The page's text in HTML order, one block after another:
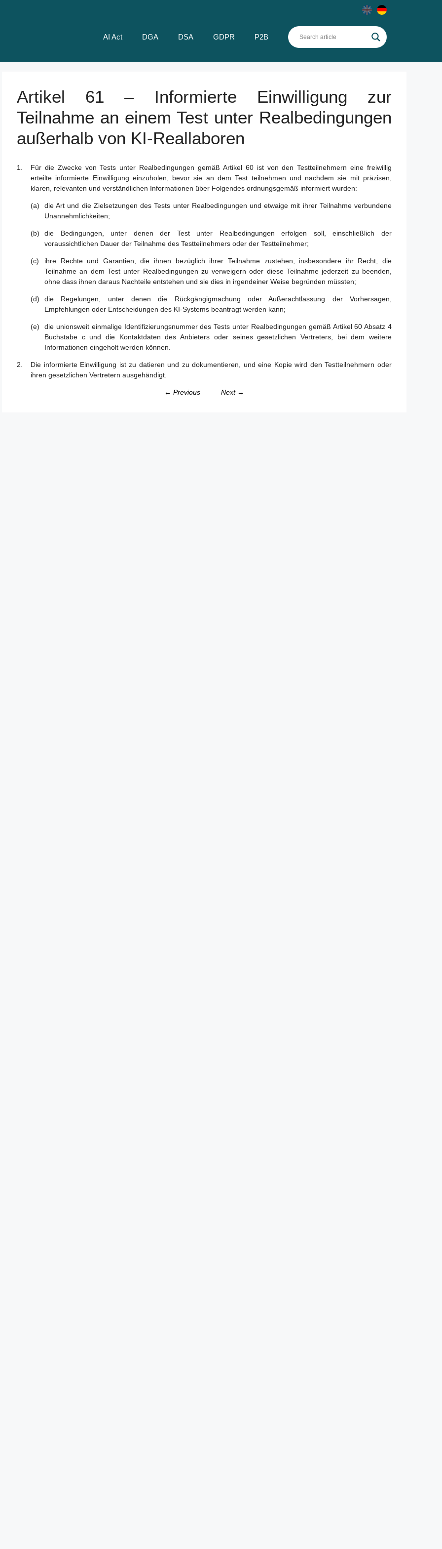
AI Act DGA DSA GDPR P2B
Artikel 61 – Informierte Einwilligung zur
Teilnahme an einem Test unter Realbedingungen
außerhalb von KI-Reallaboren
Für die Zwecke von Tests unter Realbedingungen gemäß Artikel 60 ist von den Testteilnehmern eine freiwillig
erteilte informierte Einwilligung einzuholen, bevor sie an dem Test teilnehmen und nachdem sie mit präzisen,
klaren, relevanten und verständlichen Informationen über Folgendes ordnungsgemäß informiert wurden:
die Art und die Zielsetzungen des Tests unter Realbedingungen und etwaige mit ihrer Teilnahme verbundene
Unannehmlichkeiten;
die Bedingungen, unter denen der Test unter Realbedingungen erfolgen soll, einschließlich der
voraussichtlichen Dauer der Teilnahme des Testteilnehmers oder der Testteilnehmer;
ihre Rechte und Garantien, die ihnen bezüglich ihrer Teilnahme zustehen, insbesondere ihr Recht, die
Teilnahme an dem Test unter Realbedingungen zu verweigern oder diese Teilnahme jederzeit zu beenden,
ohne dass ihnen daraus Nachteile entstehen und sie dies in irgendeiner Weise begründen müssten;
die Regelungen, unter denen die Rückgängigmachung oder Außerachtlassung der Vorhersagen,
Empfehlungen oder Entscheidungen des KI-Systems beantragt werden kann;
die unionsweit einmalige Identifizierungsnummer des Tests unter Realbedingungen gemäß Artikel 60 Absatz 4
Buchstabe c und die Kontaktdaten des Anbieters oder seines gesetzlichen Vertreters, bei dem weitere
Informationen eingeholt werden können.
Die informierte Einwilligung ist zu datieren und zu dokumentieren, und eine Kopie wird den Testteilnehmern oder
ihren gesetzlichen Vertretern ausgehändigt.
← Previous Next →